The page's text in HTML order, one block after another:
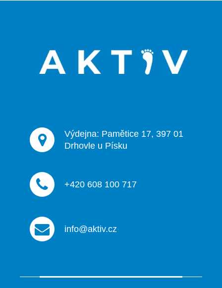
Výdejna: Pamětice 17, 397 01
Drhovle u Písku
+420 608 100 717
info@aktiv.cz